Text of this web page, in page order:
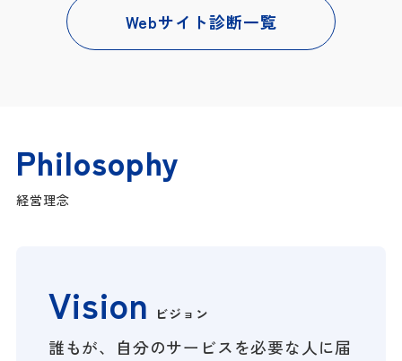
Webサイト診断一覧
Philosophy
経営理念
Vision ビジョン
誰もが、自分のサービスを必要な人に届